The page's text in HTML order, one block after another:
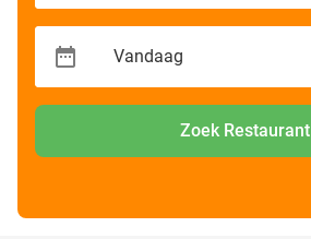
Zoek Restaurant